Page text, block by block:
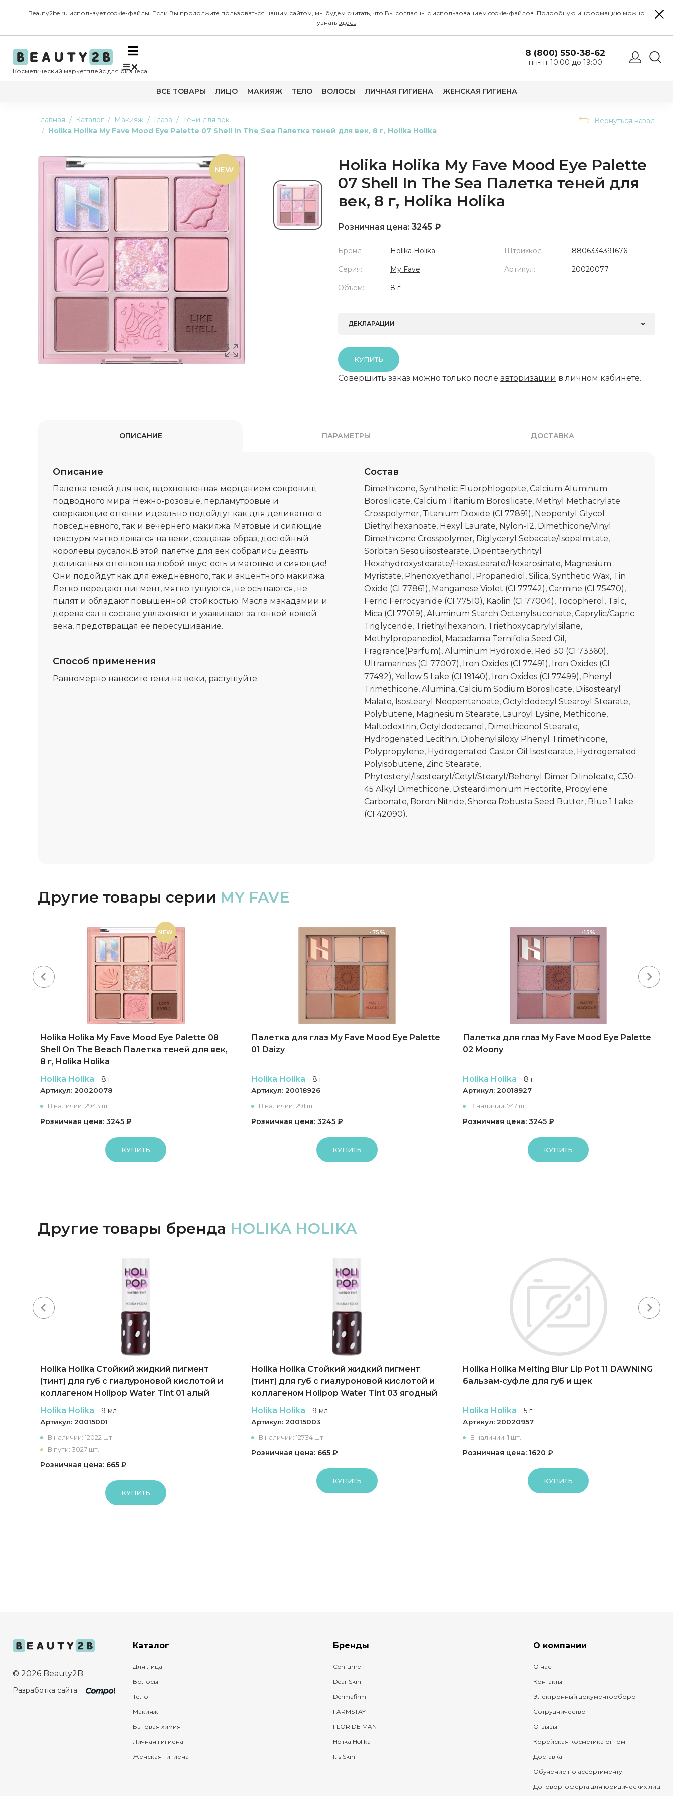
Beauty2be.ru использует cookie-файлы. Если Вы продолжите пользоваться нашим сайтом, мы будем считать, что Вы согласны с использованием cookie-файлов. Подробную информацию можно
узнать здесь
Косметический маркетплейс для бизнеса
8 (800) 550-38-62
пн-пт 10:00 до 19:00
ВСЕ ТОВАРЫ ЛИЦО МАКИЯЖ ТЕЛО ВОЛОСЫ ЛИЧНАЯ ГИГИЕНА ЖЕНСКАЯ ГИГИЕНА
Главная Каталог Макияж Глаза
Тени для век
Holika Holika My Fave Mood Eye Palette 07 Shell In The Sea Палетка теней для век, 8 г, Holika Holika
Вернуться назад
NEW
Holika Holika My Fave Mood Eye Palette
07 Shell In The Sea Палетка теней для
век, 8 г, Holika Holika
Розничная цена: 3245 ₽
Бренд: Holika Holika Штрихкод: 8806334391676
Серия: My Fave Артикул: 20020077
Объем: 8 г
ДЕКЛАРАЦИИ
КУПИТЬ
Совершить заказ можно только после авторизации в личном кабинете.
ОПИСАНИЕ ПАРАМЕТРЫ ДОСТАВКА
Описание
Палетка теней для век, вдохновленная мерцанием сокровищ
подводного мира! Нежно-розовые, перламутровые и
сверкающие оттенки идеально подойдут как для деликатного
повседневного, так и вечернего макияжа. Матовые и сияющие
текстуры мягко ложатся на веки, создавая образ, достойный
королевы русалок.В этой палетке для век собрались девять
деликатных оттенков на любой вкус: есть и матовые и сияющие!
Они подойдут как для ежедневного, так и акцентного макияжа.
Легко передают пигмент, мягко тушуются, не осыпаются, не
пылят и обладают повышенной стойкостью. Масла макадамии и
дерева сал в составе увлажняют и ухаживают за тонкой кожей
века, предотвращая её пересушивание.
Способ применения
Pавномерно нанесите тени на веки, растушуйте.
Состав
Dimethicone, Synthetic Fluorphlogopite, Calcium Aluminum
Borosilicate, Calcium Titanium Borosilicate, Methyl Methacrylate
Crosspolymer, Titanium Dioxide (CI 77891), Neopentyl Glycol
Diethylhexanoate, Hexyl Laurate, Nylon-12, Dimethicone/Vinyl
Dimethicone Crosspolymer, Diglyceryl Sebacate/Isopalmitate,
Sorbitan Sesquiisostearate, Dipentaerythrityl
Hexahydroxystearate/Hexastearate/Hexarosinate, Magnesium
Myristate, Phenoxyethanol, Propanediol, Silica, Synthetic Wax, Tin
Oxide (CI 77861), Manganese Violet (CI 77742), Carmine (CI 75470),
Ferric Ferrocyanide (CI 77510), Kaolin (CI 77004), Tocopherol, Talc,
Mica (CI 77019), Aluminum Starch Octenylsuccinate, Caprylic/Capric
Triglyceride, Triethylhexanoin, Triethoxycaprylylsilane,
Methylpropanediol, Macadamia Ternifolia Seed Oil,
Fragrance(Parfum), Aluminum Hydroxide, Red 30 (CI 73360),
Ultramarines (CI 77007), Iron Oxides (CI 77491), Iron Oxides (CI
77492), Yellow 5 Lake (CI 19140), Iron Oxides (CI 77499), Phenyl
Trimethicone, Alumina, Calcium Sodium Borosilicate, Diisostearyl
Malate, Isostearyl Neopentanoate, Octyldodecyl Stearoyl Stearate,
Polybutene, Magnesium Stearate, Lauroyl Lysine, Methicone,
Maltodextrin, Octyldodecanol, Dimethiconol Stearate,
Hydrogenated Lecithin, Diphenylsiloxy Phenyl Trimethicone,
Polypropylene, Hydrogenated Castor Oil Isostearate, Hydrogenated
Polyisobutene, Zinc Stearate,
Phytosteryl/Isostearyl/Cetyl/Stearyl/Behenyl Dimer Dilinoleate, C30-
45 Alkyl Dimethicone, Disteardimonium Hectorite, Propylene
Carbonate, Boron Nitride, Shorea Robusta Seed Butter, Blue 1 Lake
(CI 42090).
Другие товары серии MY FAVE
Holika Holika My Fave Mood Eye Palette 08
Shell On The Beach Палетка теней для век,
8 г, Holika Holika
Holika Holika
8 г
Артикул: 20020078
В наличии: 2943 шт.
Розничная цена: 3245 ₽
КУПИТЬ
NEW
Палетка для глаз My Fave Mood Eye Palette
01 Daizy
Holika Holika 8 г
Артикул: 20018926
В наличии: 291 шт.
Розничная цена: 3245 ₽
КУПИТЬ
-75%
Палетка для глаз My Fave Mood Eye Palette
02 Moony
Holika Holika 8 г
Артикул: 20018927
В наличии: 747 шт.
Розничная цена: 3245 ₽
КУПИТЬ
-15%
Next
Другие товары бренда HOLIKA HOLIKA
Holika Holika Cтойкий жидкий пигмент
(тинт) для губ с гиалуроновой кислотой и
коллагеном Holipop Water Tint 01 алый
Holika Holika
9 мл
Артикул: 20015001
В наличии: 12022 шт.
В пути: 3027 шт.
Розничная цена: 665 ₽
КУПИТЬ
Holika Holika Cтойкий жидкий пигмент
(тинт) для губ с гиалуроновой кислотой и
коллагеном Holipop Water Tint 03 ягодный
Holika Holika
9 мл
Артикул: 20015003
В наличии: 12734 шт.
Розничная цена: 665 ₽
КУПИТЬ
Holika Holika Melting Blur Lip Pot 11 DAWNING
бальзам-суфле для губ и щек
Holika Holika 5 г
Артикул: 20020957
В наличии: 1 шт.
Розничная цена: 1620 ₽
КУПИТЬ
© 2026 Beauty2B
Разработка сайта:
Каталог
Для лица
Волосы
Тело
Макияж
Бытовая химия
Личная гигиена
Женская гигиена
Бренды
Confume
Dear Skin
Dermafirm
FARMSTAY
FLOR DE MAN
Holika Holika
It's Skin
О компании
О нас
Контакты
Электронный документооборот
Сотрудничество
Отзывы
Корейская косметика оптом
Доставка
Обучение по ассортименту
Договор-оферта для юридических лиц